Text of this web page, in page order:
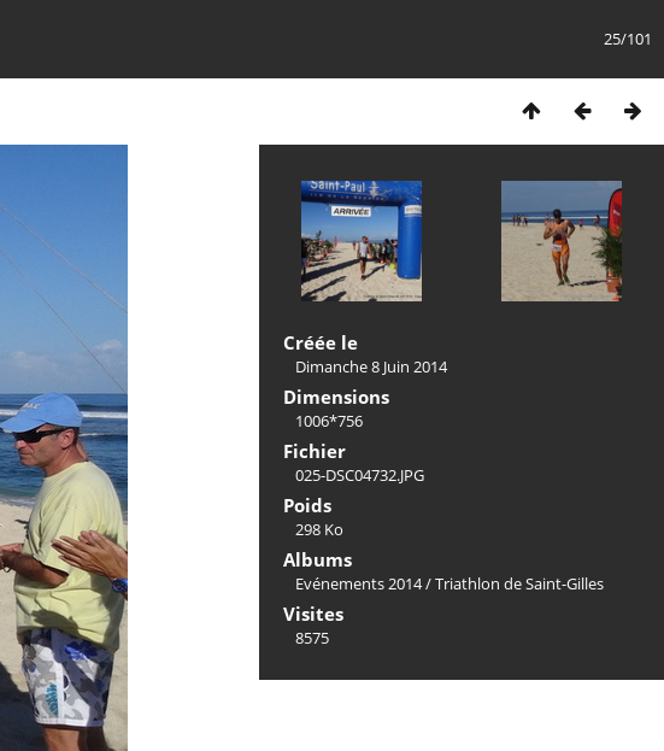
25/101
Créée le
Dimanche 8 Juin 2014
Dimensions
1006*756
Fichier
025-DSC04732.JPG
Poids
298 Ko
Albums
Evénements 2014/Triathlon de Saint-Gilles
Visites
8575